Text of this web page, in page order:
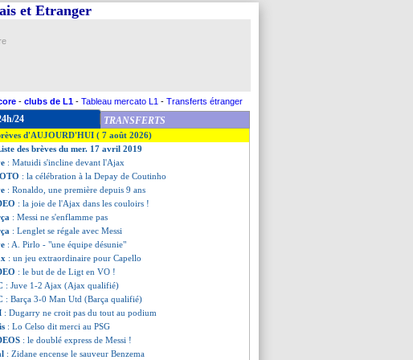
et Etranger
- clubs de L1 - Tableau mercato L1 - Transferts étranger
24 TRANSFERTS
d'AUJOURD'HUI ( 7 août 2026)
des brèves du mer. 17 avril 2019
: Matuidi s'incline devant l'Ajax
: la célébration à la Depay de Coutinho
: Ronaldo, une première depuis 9 ans
: la joie de l'Ajax dans les couloirs !
: Messi ne s'enflamme pas
: Lenglet se régale avec Messi
: A. Pirlo - "une équipe désunie"
: un jeu extraordinaire pour Capello
: le but de de Ligt en VO !
: Juve 1-2 Ajax (Ajax qualifié)
: Barça 3-0 Man Utd (Barça qualifié)
: Dugarry ne croit pas du tout au podium
: Lo Celso dit merci au PSG
: le doublé express de Messi !
: Zidane encense le sauveur Benzema